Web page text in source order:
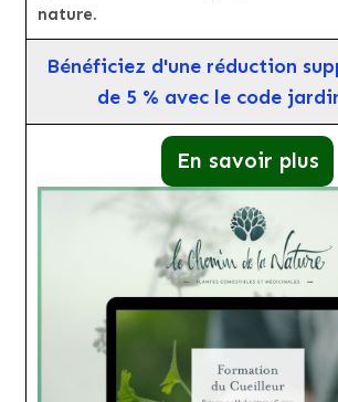
nature.
Bénéficiez d'une réduction
de 5 % avec le code
En savoir plus